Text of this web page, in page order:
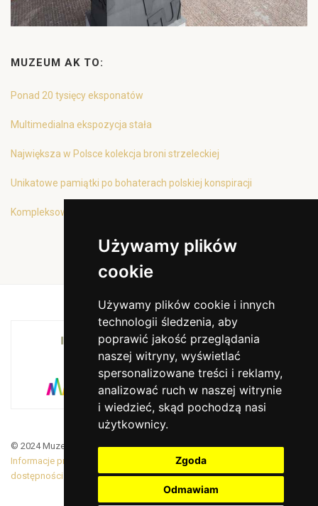
Używamy plików
cookie
Używamy plików cookie i innych
technologii śledzenia, aby
poprawić jakość przeglądania
naszej witryny, wyświetlać
spersonalizowane treści i reklamy,
analizować ruch w naszej witrynie
i wiedzieć, skąd pochodzą nasi
użytkownicy.
Zgoda
Odmawiam
MUZEUM AK TO:
Ponad 20 tysięcy eksponatów
Multimedialna ekspozycja stała
Największa w Polsce kolekcja broni strzeleckiej
Unikatowe pamiątki po bohaterach polskiej konspiracji
Kompleksowa oferta edukacyjna
INSTYTUCJA KULTURY MIASTA KRAKOWA I
WOJEWÓDZTWA MAŁOPOLSKIEGO
© 2024 Muzeum Armii Krajowej. Translated by Google Translate
Informacje prawne
Zamówienia publiczne|
dostępności